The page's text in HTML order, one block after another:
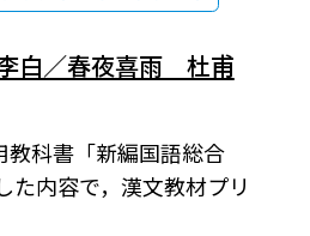
白／春夜喜雨 杜甫
教科書「新編国語総合
た内容で，漢文教材プリ